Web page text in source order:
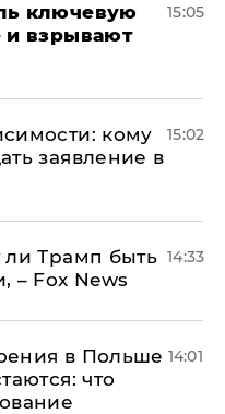
ключевую
и взрывают
15:05
кому
заявление в
15:02
ли Трамп быть
– Fox News
14:33
в Польше
что
14:01